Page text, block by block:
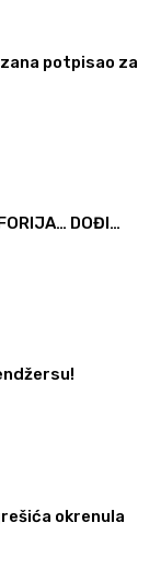
potpisao za
DOĐI…
okrenula